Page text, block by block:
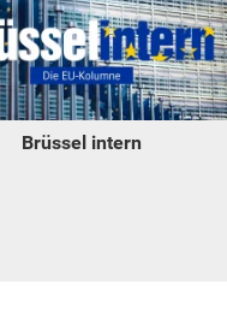
Brüssel intern